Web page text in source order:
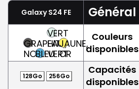
Galaxy S24 FE Général
GRAPHITE,
NOIRBLEU
VERT
EAU,
VERT
JAUNE,
OR
Couleurs
disponibles
128Go 256Go
Capacités
disponibles